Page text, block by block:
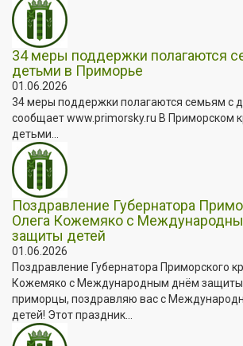
34 меры поддержки полагаются
детьми в Приморье
01.06.2026
34 меры поддержки полагаются семьям с
сообщает www.primorsky.ru В Приморском
детьми...
Поздравление Губернатора
Олега Кожемяко с
защиты детей
01.06.2026
Поздравление Губернатора Приморского
Кожемяко с Международным днём
приморцы, поздравляю вас с
детей! Этот праздник...